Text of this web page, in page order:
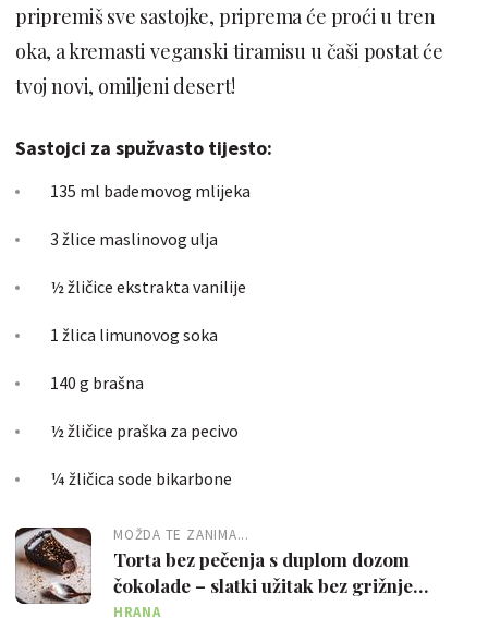
pripremiš sve sastojke, priprema će proći u tren
oka, a kremasti veganski tiramisu u čaši postat će
tvoj novi, omiljeni desert!
Sastojci za spužvasto tijesto:
135 ml bademovog mlijeka
3 žlice maslinovog ulja
½ žličice ekstrakta vanilije
1 žlica limunovog soka
140 g brašna
½ žličice praška za pecivo
¼ žličica sode bikarbone
MOŽDA TE ZANIMA...
Torta bez pečenja s duplom dozom
čokolade – slatki užitak bez grižnje
savjesti
HRANA